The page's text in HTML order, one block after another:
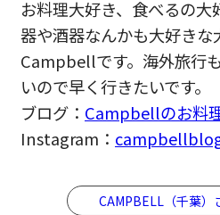
お料理大好き、食べるの大
器や酒器なんかも大好きな
Campbellです。海外旅行
いので早く行きたいです。
ブログ： Campbellのお料
Instagram：
CAMPBELL（千葉）